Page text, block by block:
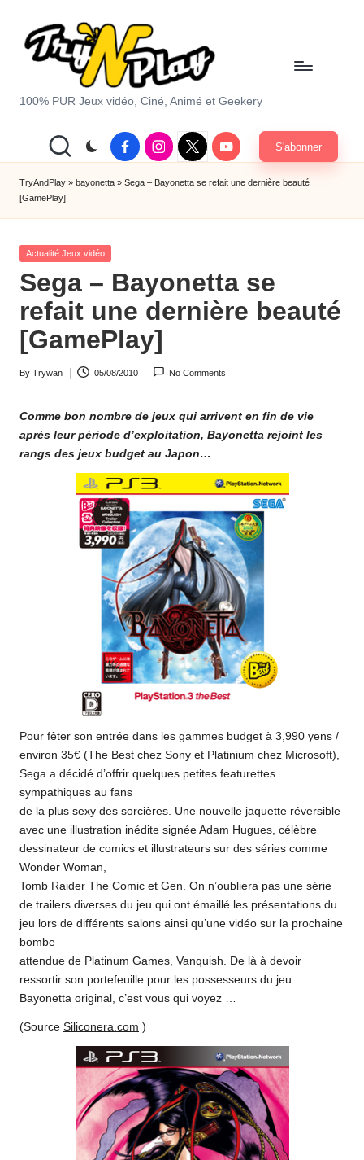
T
y
A
n
d
P
la
y.
c
m
100% PUR Jeux vidéo, Ciné, Animé et Geekery
FacebookInstagram
X
|
Twitter
Youtube S'abonner
TryAndPlay » bayonetta » Sega – Bayonetta se refait une dernière beauté
[GamePlay]
Posted
Actualité Jeux vidéo
Sega – Bayonetta se
refait une dernière beauté
[GamePlay]
Posted
By Trywan 05/08/2010 No Comments
Comme bon nombre de jeux qui arrivent en fin de vie
après leur période d’exploitation, Bayonetta rejoint les
rangs des jeux budget au Japon…
Pour fêter son entrée dans les gammes budget à 3,990 yens /
environ 35€ (The Best chez Sony et Platinium chez Microsoft),
Sega a décidé d’offrir quelques petites featurettes
sympathiques au fans
de la plus sexy des sorcières. Une nouvelle jaquette réversible
avec une illustration inédite signée Adam Hugues, célèbre
dessinateur de comics et illustrateurs sur des séries comme
Wonder Woman,
Tomb Raider The Comic et Gen. On n’oubliera pas une série
de trailers diverses du jeu qui ont émaillé les présentations du
jeu lors de différents salons ainsi qu’une vidéo sur la prochaine
bombe
attendue de Platinum Games, Vanquish. De là à devoir
ressortir son portefeuille pour les possesseurs du jeu
Bayonetta original, c’est vous qui voyez …
(Source Siliconera.com )